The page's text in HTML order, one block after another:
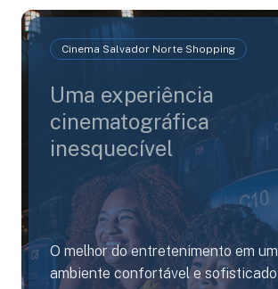
Cinema Salvador Norte Shopping
Uma experiência
cinematográfica
inesquecível
O melhor do entretenimento em um
ambiente confortável e sofisticado